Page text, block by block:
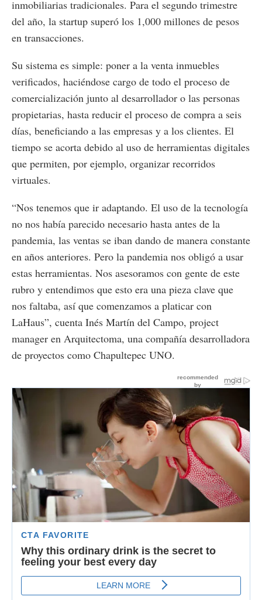
inmobiliarias tradicionales. Para el segundo trimestre
del año, la startup superó los 1,000 millones de pesos
en transacciones.
Su sistema es simple: poner a la venta inmuebles
verificados, haciéndose cargo de todo el proceso de
comercialización junto al desarrollador o las personas
propietarias, hasta reducir el proceso de compra a seis
días, beneficiando a las empresas y a los clientes. El
tiempo se acorta debido al uso de herramientas digitales
que permiten, por ejemplo, organizar recorridos
virtuales.
“Nos tenemos que ir adaptando. El uso de la tecnología
no nos había parecido necesario hasta antes de la
pandemia, las ventas se iban dando de manera constante
en años anteriores. Pero la pandemia nos obligó a usar
estas herramientas. Nos asesoramos con gente de este
rubro y entendimos que esto era una pieza clave que
nos faltaba, así que comenzamos a platicar con
LaHaus”, cuenta Inés Martín del Campo, project
manager en Arquitectoma, una compañía desarrolladora
de proyectos como Chapultepec UNO.